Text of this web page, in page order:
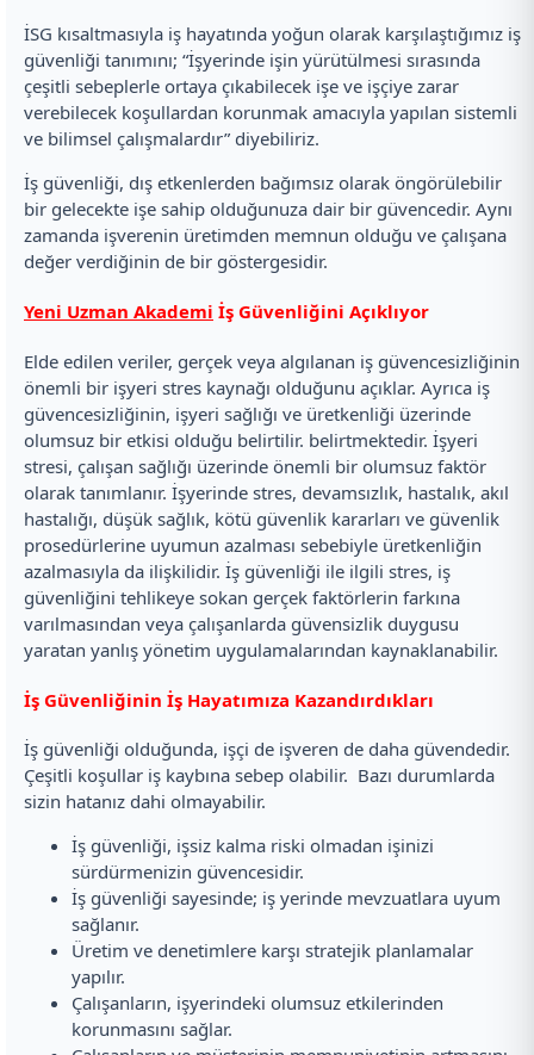
İSG kısaltmasıyla iş hayatında yoğun olarak karşılaştığımız iş
güvenliği tanımını; “İşyerinde işin yürütülmesi sırasında
çeşitli sebeplerle ortaya çıkabilecek işe ve işçiye zarar
verebilecek koşullardan korunmak amacıyla yapılan sistemli
ve bilimsel çalışmalardır” diyebiliriz.
İş güvenliği, dış etkenlerden bağımsız olarak öngörülebilir
bir gelecekte işe sahip olduğunuza dair bir güvencedir. Aynı
zamanda işverenin üretimden memnun olduğu ve çalışana
değer verdiğinin de bir göstergesidir.
Yeni Uzman Akademi İş Güvenliğini Açıklıyor
Elde edilen veriler, gerçek veya algılanan iş güvencesizliğinin
önemli bir işyeri stres kaynağı olduğunu açıklar. Ayrıca iş
güvencesizliğinin, işyeri sağlığı ve üretkenliği üzerinde
olumsuz bir etkisi olduğu belirtilir. belirtmektedir. İşyeri
stresi, çalışan sağlığı üzerinde önemli bir olumsuz faktör
olarak tanımlanır. İşyerinde stres, devamsızlık, hastalık, akıl
hastalığı, düşük sağlık, kötü güvenlik kararları ve güvenlik
prosedürlerine uyumun azalması sebebiyle üretkenliğin
azalmasıyla da ilişkilidir. İş güvenliği ile ilgili stres, iş
güvenliğini tehlikeye sokan gerçek faktörlerin farkına
varılmasından veya çalışanlarda güvensizlik duygusu
yaratan yanlış yönetim uygulamalarından kaynaklanabilir.
İş Güvenliğinin İş Hayatımıza Kazandırdıkları
İş güvenliği olduğunda, işçi de işveren de daha güvendedir.
Çeşitli koşullar iş kaybına sebep olabilir. Bazı durumlarda
sizin hatanız dahi olmayabilir.
İş güvenliği, işsiz kalma riski olmadan işinizi
sürdürmenizin güvencesidir.
İş güvenliği sayesinde; iş yerinde mevzuatlara uyum
sağlanır.
Üretim ve denetimlere karşı stratejik planlamalar
yapılır.
Çalışanların, işyerindeki olumsuz etkilerinden
korunmasını sağlar.